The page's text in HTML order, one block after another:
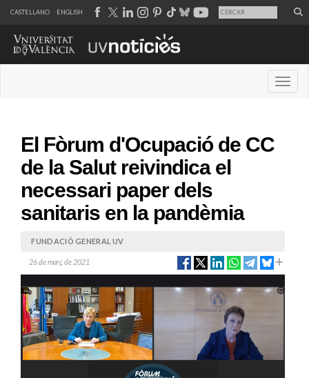
CASTELLANO ENGLISH
El Fòrum d'Ocupació de CC
de la Salut reivindica el
necessari paper dels
sanitaris en la pandèmia
FUNDACIÓ GENERAL UV
26 de març de 2021